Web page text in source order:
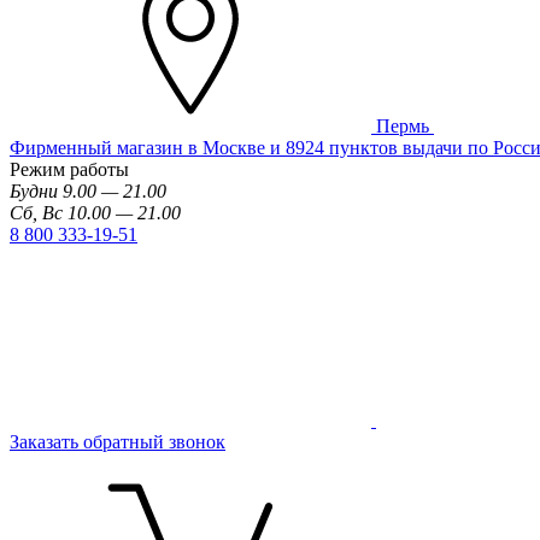
Пермь
Фирменный магазин в Москве и 8924 пунктов выдачи по
Режим работы
Будни 9.00 — 21.00
Сб, Вс 10.00 — 21.00
8 800 333-19-51
Заказать обратный звонок